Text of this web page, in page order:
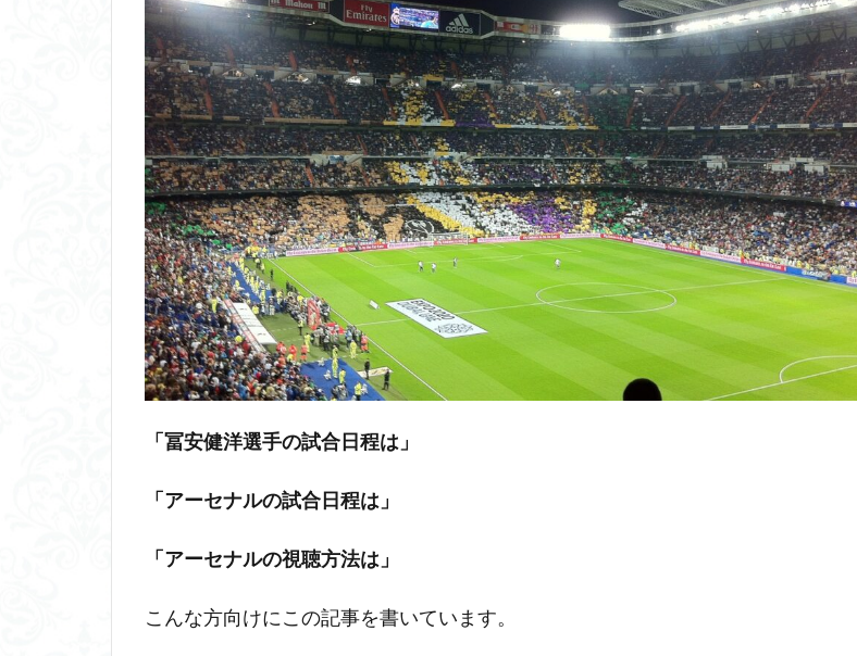
「冨安健洋選手の試合日程は」
「アーセナルの試合日程は」
「アーセナルの視聴方法は」
こんな方向けにこの記事を書いています。